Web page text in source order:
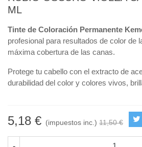
ML
Tinte de Coloración Permanente
profesional para resultados de color de
máxima cobertura de las canas.
Protege tu cabello con el extracto de
durabilidad del color y colores vivos,
5,18 € (impuestos inc.) 11,50 €